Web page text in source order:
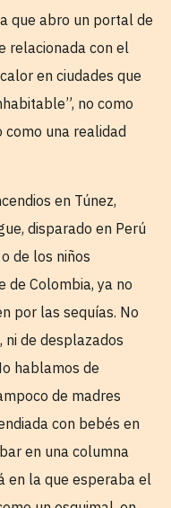
que abro un portal de
relacionada con el
en ciudades que
no como
una realidad
en Túnez,
disparado en Perú
de los niños
de Colombia, ya no
por las sequías. No
de desplazados
hablamos de
de madres
con bebés en
en una columna
en la que esperaba el